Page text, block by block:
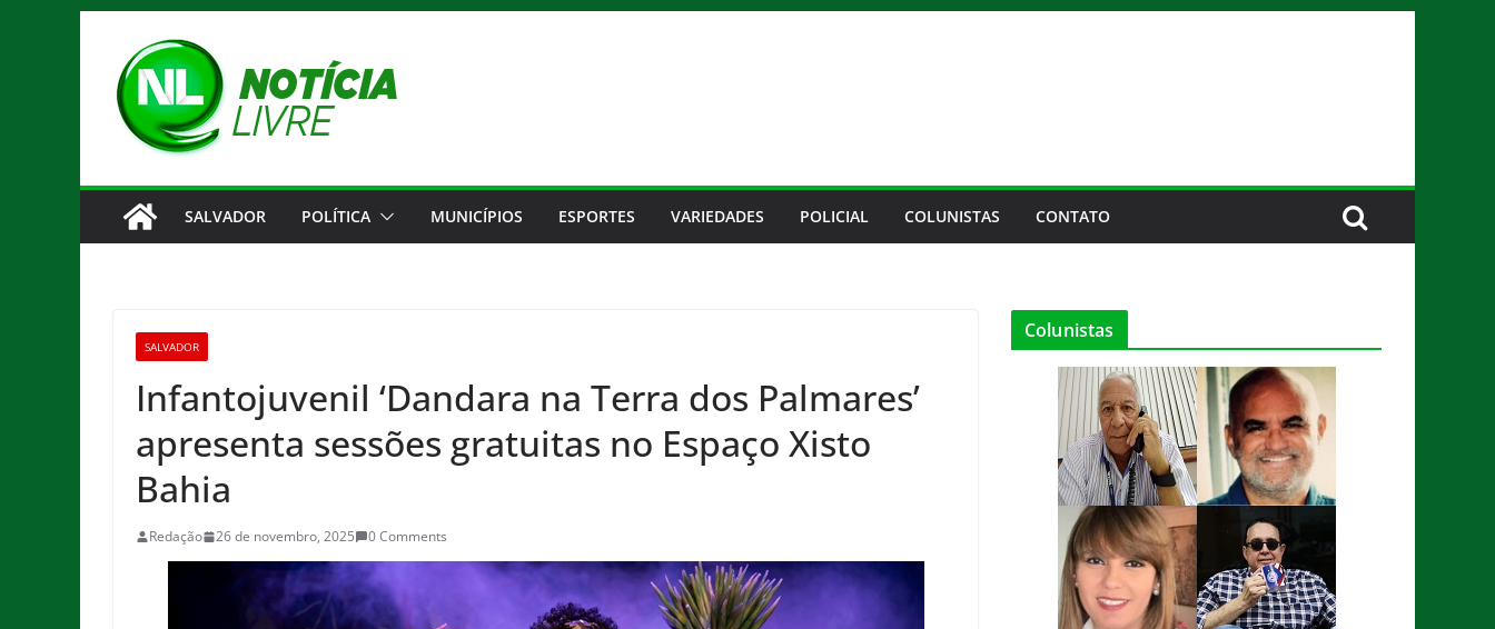
conteúdo
SALVADOR POLÍTICA MUNICÍPIOS ESPORTES VARIEDADES POLICIAL COLUNISTAS CONTATO
SALVADOR
Infantojuvenil ‘Dandara na Terra dos Palmares’
apresenta sessões gratuitas no Espaço Xisto
Bahia
Redação 26 de novembro, 2025 0 Comments
Colunistas